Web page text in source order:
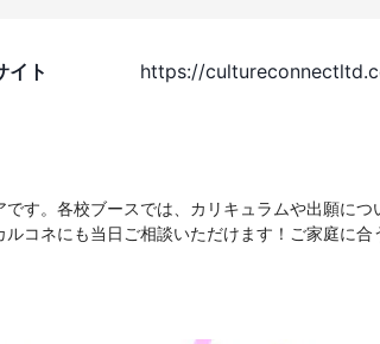
イト https://
す。各校ブースでは、 カリキュラムや出願につ
ルコネにも当日ご相談いただけます！ ご家庭に合